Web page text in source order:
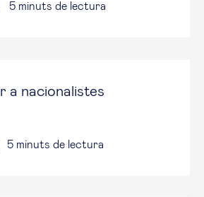
5 minuts de lectura
a nacionalistes
5 minuts de lectura